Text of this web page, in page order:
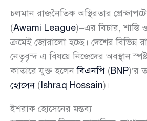
চলমান রাজনৈতিক অস্থিরতার
(Awami League)–এর বিচার, শাস্তি
ক্রমেই জোরালো হচ্ছে। দেশের বিভিন্ন
নেতৃবৃন্দ এ বিষয়ে নিজেদের অবস্থান
কাতারে যুক্ত হলেনবিএনপি (BNP)’র
হোসেন ( Ishraq Hossain)।
ইশরাক হোসেনের মন্তব্য